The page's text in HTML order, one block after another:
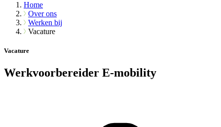
Home
Over ons
Werken bij
Vacature
Vacature
Werkvoorbereider E-mobility